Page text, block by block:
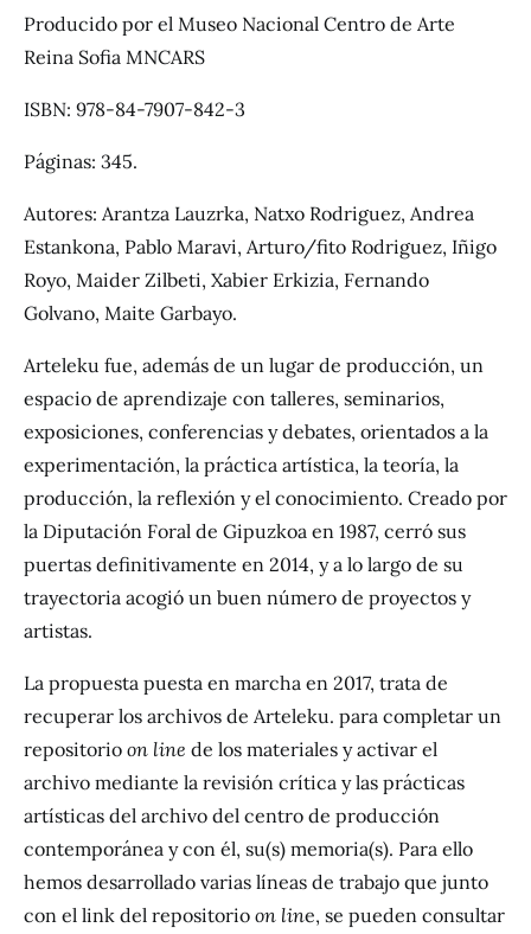
Producido por el Museo Nacional Centro de Arte
Reina Sofia MNCARS
ISBN: 978-84-7907-842-3
Páginas: 345.
Autores: Arantza Lauzrka, Natxo Rodriguez, Andrea
Estankona, Pablo Maravi, Arturo/fito Rodriguez, Iñigo
Royo, Maider Zilbeti, Xabier Erkizia, Fernando
Golvano, Maite Garbayo.
Arteleku fue, además de un lugar de producción, un
espacio de aprendizaje con talleres, seminarios,
exposiciones, conferencias y debates, orientados a la
experimentación, la práctica artística, la teoría, la
producción, la reflexión y el conocimiento. Creado por
la Diputación Foral de Gipuzkoa en 1987, cerró sus
puertas definitivamente en 2014, y a lo largo de su
trayectoria acogió un buen número de proyectos y
artistas.
La propuesta puesta en marcha en 2017, trata de
recuperar los archivos de Arteleku. para completar un
repositorio on line de los materiales y activar el
archivo mediante la revisión crítica y las prácticas
artísticas del archivo del centro de producción
contemporánea y con él, su(s) memoria(s). Para ello
hemos desarrollado varias líneas de trabajo que junto
con el link del repositorio on line, se pueden consultar